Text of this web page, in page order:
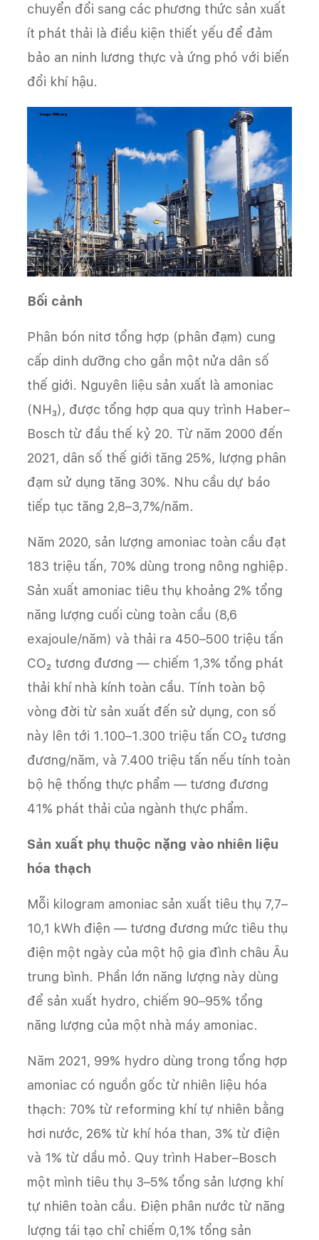
chuyển đổi sang các phương thức sản xuất
ít phát thải là điều kiện thiết yếu để đảm
bảo an ninh lương thực và ứng phó với biến
đổi khí hậu.
Bối cảnh
Phân bón nitơ tổng hợp (phân đạm) cung
cấp dinh dưỡng cho gần một nửa dân số
thế giới. Nguyên liệu sản xuất là amoniac
(NH₃), được tổng hợp qua quy trình Haber–
Bosch từ đầu thế kỷ 20. Từ năm 2000 đến
2021, dân số thế giới tăng 25%, lượng phân
đạm sử dụng tăng 30%. Nhu cầu dự báo
tiếp tục tăng 2,8–3,7%/năm.
Năm 2020, sản lượng amoniac toàn cầu đạt
183 triệu tấn, 70% dùng trong nông nghiệp.
Sản xuất amoniac tiêu thụ khoảng 2% tổng
năng lượng cuối cùng toàn cầu (8,6
exajoule/năm) và thải ra 450–500 triệu tấn
CO₂ tương đương — chiếm 1,3% tổng phát
thải khí nhà kính toàn cầu. Tính toàn bộ
vòng đời từ sản xuất đến sử dụng, con số
này lên tới 1.100–1.300 triệu tấn CO₂ tương
đương/năm, và 7.400 triệu tấn nếu tính toàn
bộ hệ thống thực phẩm — tương đương
41% phát thải của ngành thực phẩm.
Sản xuất phụ thuộc nặng vào nhiên liệu
hóa thạch
Mỗi kilogram amoniac sản xuất tiêu thụ 7,7–
10,1 kWh điện — tương đương mức tiêu thụ
điện một ngày của một hộ gia đình châu Âu
trung bình. Phần lớn năng lượng này dùng
để sản xuất hydro, chiếm 90–95% tổng
năng lượng của một nhà máy amoniac.
Năm 2021, 99% hydro dùng trong tổng hợp
amoniac có nguồn gốc từ nhiên liệu hóa
thạch: 70% từ reforming khí tự nhiên bằng
hơi nước, 26% từ khí hóa than, 3% từ điện
và 1% từ dầu mỏ. Quy trình Haber–Bosch
một mình tiêu thụ 3–5% tổng sản lượng khí
tự nhiên toàn cầu. Điện phân nước từ năng
lượng tái tạo chỉ chiếm 0,1% tổng sản